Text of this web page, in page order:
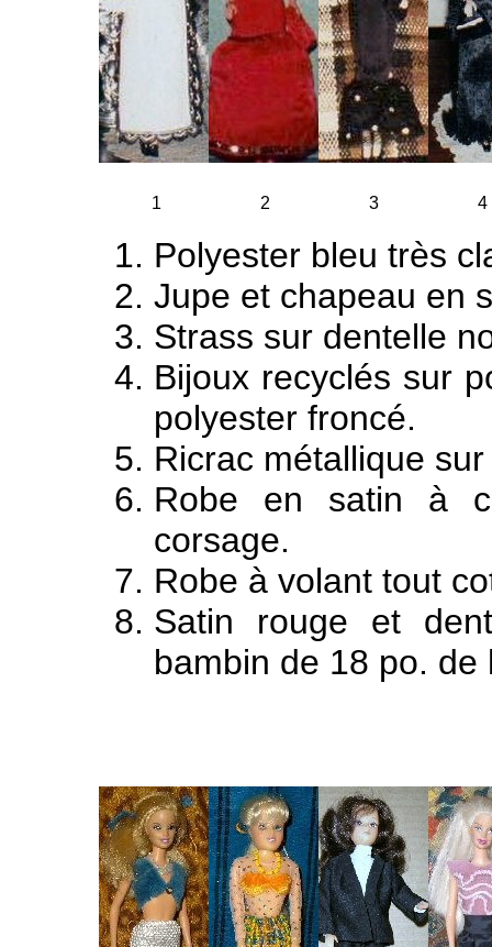
1 2 3 4
Polyester bleu très
Jupe et chapeau en
Strass sur dentelle
Bijoux recyclés sur
polyester froncé.
Ricrac métallique
Robe en satin à
corsage.
Robe à volant tout
Satin rouge et
bambin de 18 po. de